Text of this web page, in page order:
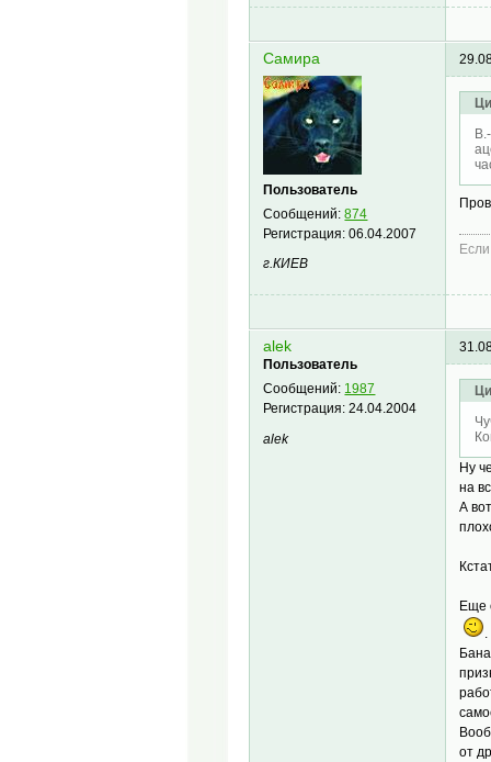
Самира
Пользователь
Сообщений:874
Регистрация:06.04.2007
г.КИЕВ
alek
Пользователь
Сообщений: 1987
Регистрация:24.04.2004
alek
Ну
на
А
Еще
.
от